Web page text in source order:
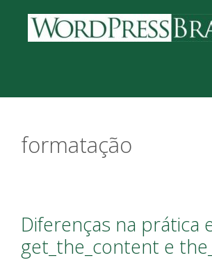
formatação
Diferenças na prática
get_the_content e